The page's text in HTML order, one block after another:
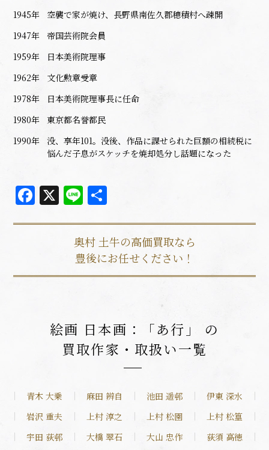
1945年
空襲で家が焼け、長野県南佐久郡穂積村へ疎開
1947年
帝国芸術院会員
1959年
日本美術院理事
1962年
文化勲章受章
1978年
日本美術院理事長に任命
1980年
東京都名誉都民
1990年
没、享年101。没後、作品に課せられた巨額の相続税に
悩んだ子息がスケッチを焼却処分し話題になった
Facebook
X Line
奥村 土牛の高価買取なら
豊後にお任せください！
絵画 日本画：「あ行」 の
買取作家・取扱い一覧
青木 大乗 麻田 辨自 池田 遥邨
伊東 深水
岩沢 重夫
上村 淳之 上村 松園
上村 松篁
宇田 荻邨
大橋 翠石 大山 忠作 荻須 高徳